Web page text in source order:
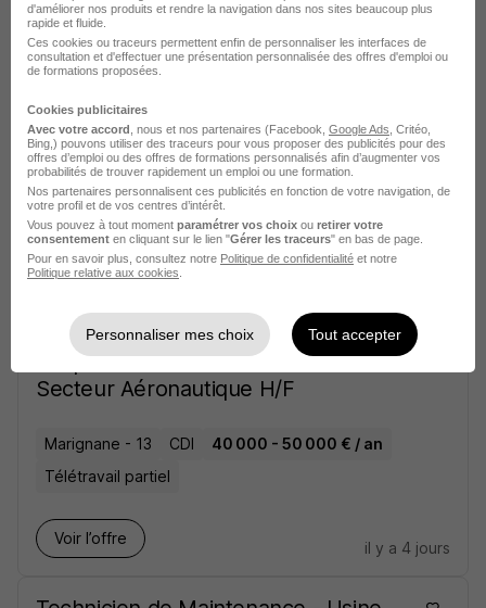
45 000 - 50 000 € / an
Voir l’offre
Chef de Projet Industrialisation - Carte
Electronique H/F
Antibes - 06 Indépendant Télétravail partiel
Responsable Contrôle Qualité -
Secteur Aéronautique H/F
Marignane - 13 CDI
40 000 - 50 000 € / an
Télétravail partiel
Voir l’offre
il y a 4 jours
d'améliorer nos produits et rendre la navigation dans nos sites beaucoup plus
rapide et fluide.
Ces cookies ou traceurs permettent enfin de personnaliser les interfaces de
consultation et d'effectuer une présentation personnalisée des offres d'emploi ou
de formations proposées.
Cookies publicitaires
Avec votre accord , nous et nos partenaires (Facebook, Google Ads , Critéo,
Bing,) pouvons utiliser des traceurs pour vous proposer des publicités pour des
offres d’emploi ou des offres de formations personnalisés afin d’augmenter vos
probabilités de trouver rapidement un emploi ou une formation.
Nos partenaires personnalisent ces publicités en fonction de votre navigation, de
votre profil et de vos centres d’intérêt.
Vous pouvez à tout moment paramétrer vos choix ou retirer votre
consentement en cliquant sur le lien "Gérer les traceurs" en bas de page.
Pour en savoir plus, consultez notre Politique de confidentialité et notre
Politique relative aux cookies
Personnaliser mes choix Tout accepter